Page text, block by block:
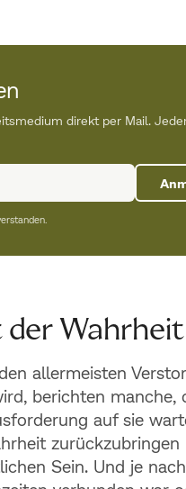
direkt per Mail.
Wahrheit
allermeisten
berichten manche,
auf sie
zurückzubringen
Sein. Und je